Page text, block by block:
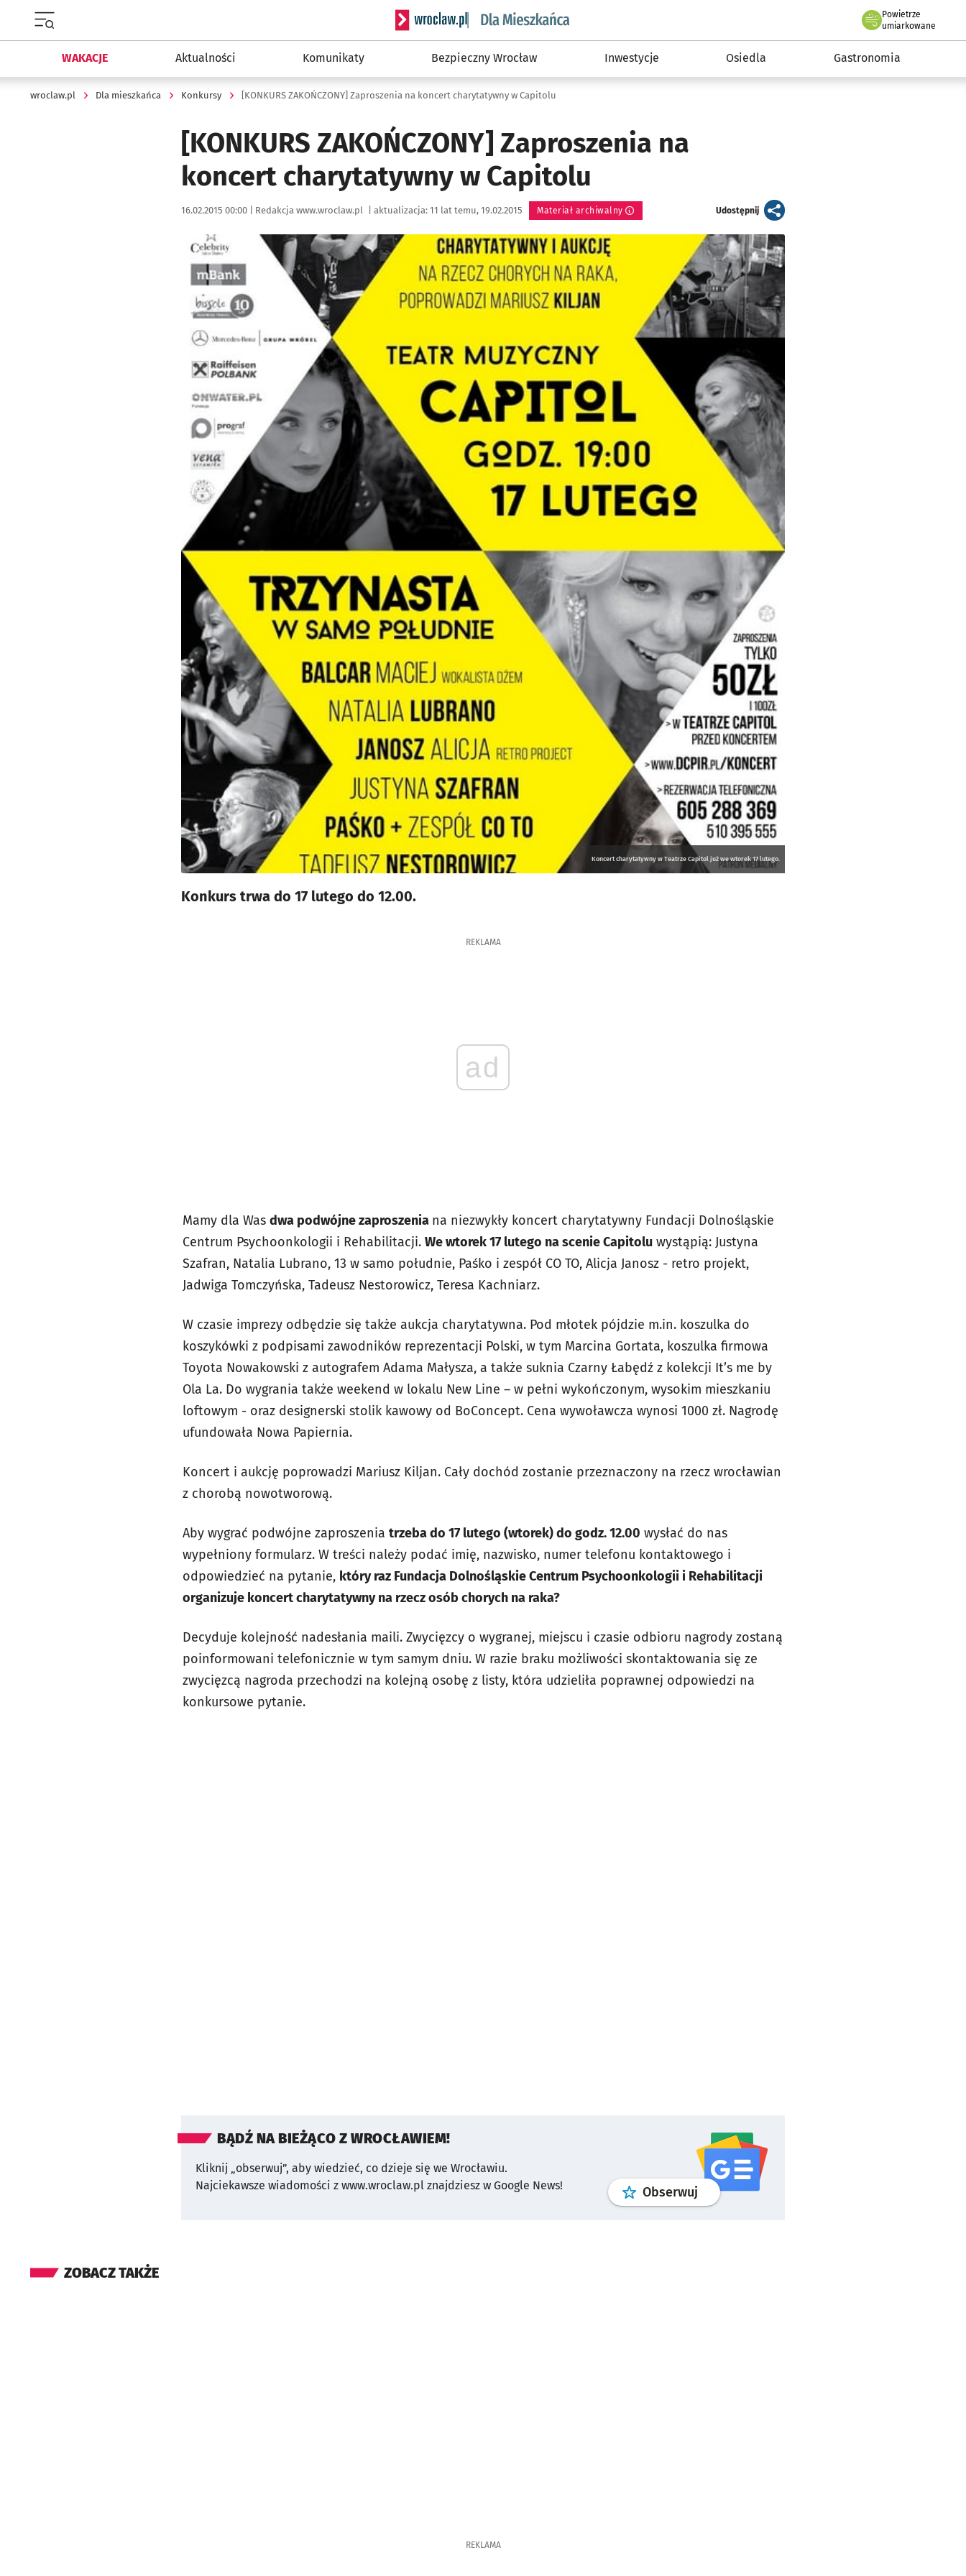
Serwis informacyjny wroclaw.pl podserwis: Dla mieszkańca
Powietrze
we Wrocławiu
umiarkowane
WAKACJE Aktualności Komunikaty Bezpieczny Wrocław Inwestycje Osiedla Gastronomia
wroclaw.pl Dla mieszkańca Konkursy [KONKURS ZAKOŃCZONY] Zaproszenia na koncert charytatywny w Capitolu
[KONKURS ZAKOŃCZONY] Zaproszenia na
koncert charytatywny w Capitolu
Data publikacji:
16.02.2015 00:00 | Autor:
Redakcja www.wroclaw.pl aktualizacja: 11 lat temu, 19.02.2015 Materiał archiwalny Udostępnijartykuł
Kliknij, aby powiększyć
Koncert charytatywny w Teatrze Capitol już we wtorek 17 lutego.
Konkurs trwa do 17 lutego do 12.00.
REKLAMA
ad
Mamy dla Was dwa podwójne zaproszenia na niezwykły koncert charytatywny Fundacji Dolnośląskie
Centrum Psychoonkologii i Rehabilitacji. We wtorek 17 lutego na scenie Capitolu wystąpią: Justyna
Szafran, Natalia Lubrano, 13 w samo południe, Paśko i zespół CO TO, Alicja Janosz - retro projekt,
Jadwiga Tomczyńska, Tadeusz Nestorowicz, Teresa Kachniarz.
W czasie imprezy odbędzie się także aukcja charytatywna. Pod młotek pójdzie m.in. koszulka do
koszykówki z podpisami zawodników reprezentacji Polski, w tym Marcina Gortata, koszulka firmowa
Toyota Nowakowski z autografem Adama Małysza, a także suknia Czarny Łabędź z kolekcji It’s me by
Ola La. Do wygrania także weekend w lokalu New Line – w pełni wykończonym, wysokim mieszkaniu
loftowym - oraz designerski stolik kawowy od BoConcept. Cena wywoławcza wynosi 1000 zł. Nagrodę
ufundowała Nowa Papiernia.
Koncert i aukcję poprowadzi Mariusz Kiljan. Cały dochód zostanie przeznaczony na rzecz wrocławian
z chorobą nowotworową.
Aby wygrać podwójne zaproszenia trzeba do 17 lutego (wtorek) do godz. 12.00 wysłać do nas
wypełniony formularz. W treści należy podać imię, nazwisko, numer telefonu kontaktowego i
odpowiedzieć na pytanie, który raz Fundacja Dolnośląskie Centrum Psychoonkologii i Rehabilitacji
organizuje koncert charytatywny na rzecz osób chorych na raka?
Decyduje kolejność nadesłania maili. Zwycięzcy o wygranej, miejscu i czasie odbioru nagrody zostaną
poinformowani telefonicznie w tym samym dniu. W razie braku możliwości skontaktowania się ze
zwycięzcą nagroda przechodzi na kolejną osobę z listy, która udzieliła poprawnej odpowiedzi na
konkursowe pytanie.
BĄDŹ NA BIEŻĄCO Z WROCŁAWIEM!
Kliknij „obserwuj”, aby wiedzieć, co dzieje się we Wrocławiu.
Najciekawsze wiadomości z www.wroclaw.pl znajdziesz w Google News!
Obserwuj profilgoogle news
ZOBACZ TAKŻE
REKLAMA